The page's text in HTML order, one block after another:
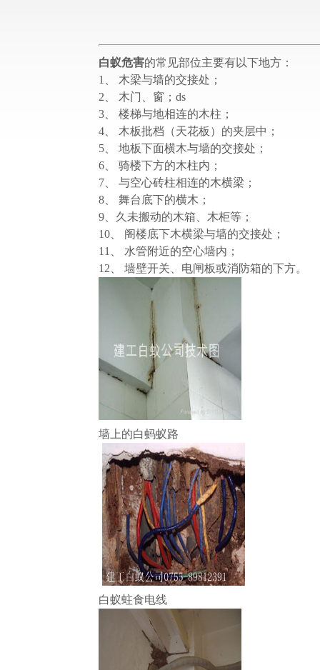
白蚁危害的常见部位主要有以下地方：
1、 木梁与墙的交接处；
2、 木门、窗；ds
3、 楼梯与地相连的木柱；
4、 木板批档（天花板）的夹层中；
5、 地板下面横木与墙的交接处；
6、 骑楼下方的木柱内；
7、 与空心砖柱相连的木横梁；
8、 舞台底下的横木；
9、久未搬动的木箱、木柜等；
10、 阁楼底下木横梁与墙的交接处；
11、 水管附近的空心墙内；
12、 墙壁开关、电闸板或消防箱的下方。
墙上的白蚂蚁路
白蚁蛀食电线